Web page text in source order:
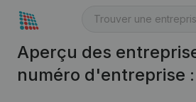
Aperçu des
numéro d'entreprise